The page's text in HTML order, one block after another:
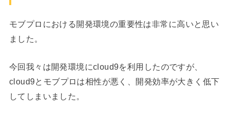
モブプロにおける開発環境の重要性は非常に高いと思い
ました。
今回我々は開発環境にcloud9を利用したのですが、
cloud9とモブプロは相性が悪く、開発効率が大きく低下
してしまいました。